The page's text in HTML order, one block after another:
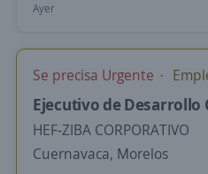
Ayer
Se precisa Urgente
Ejecutivo de Desarrollo
HEF-ZIBA CORPORATIVO
Cuernavaca, Morelos